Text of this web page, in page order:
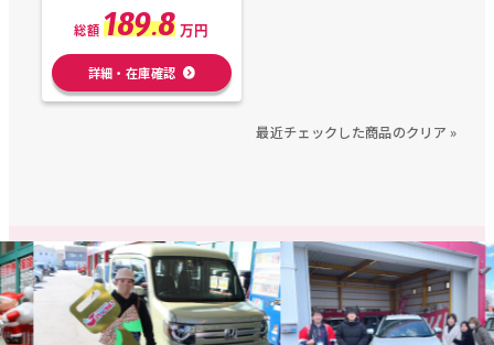
総額 189.8 万円
詳細・在庫確認
最近チェックした商品のクリア »